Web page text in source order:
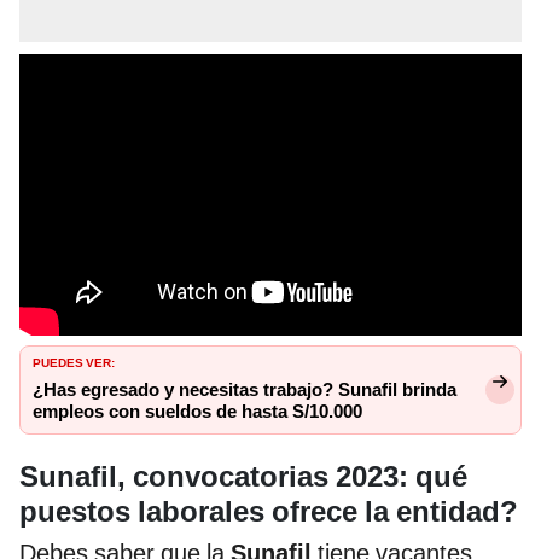
PUEDES VER:
¿Has egresado y necesitas trabajo? Sunafil brinda
empleos con sueldos de hasta S/10.000
Sunafil, convocatorias 2023: qué
puestos laborales ofrece la entidad?
Debes saber que laSunafil tiene vacantes